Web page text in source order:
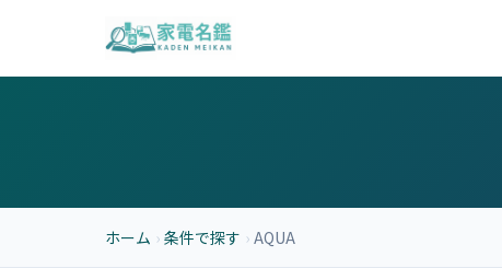
ホーム › 条件で探す › AQUA